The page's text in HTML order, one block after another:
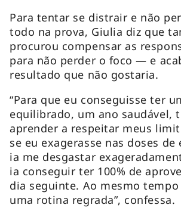
Para tentar se distrair e não
todo na prova, Giulia diz que
procurou compensar as
para não perder o foco — e
resultado que não gostaria.
“Para que eu conseguisse ter
equilibrado, um ano saudável,
aprender a respeitar meus
se eu exagerasse nas doses
ia me desgastar
ia conseguir ter 100% de
dia seguinte. Ao mesmo
uma rotina regrada”, confessa.